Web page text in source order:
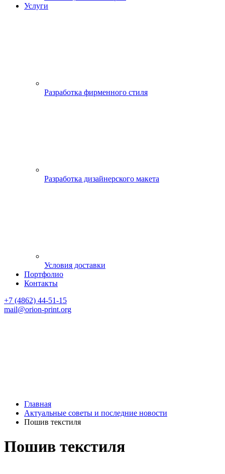
Услуги
Разработка фирменного стиля
Разработка дизайнерского макета
Условия доставки
Портфолио
Контакты
+7 (4862) 44-51-15
mail@orion-print.org
Главная
Актуальные советы и последние новости
Пошив текстиля
Пошив текстиля